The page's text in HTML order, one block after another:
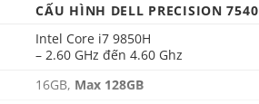
CẤU HÌNH DELL PRECISION 7540
Intel Core i7 9850H
– 2.60 GHz đến 4.60 Ghz
16GB, Max 128GB